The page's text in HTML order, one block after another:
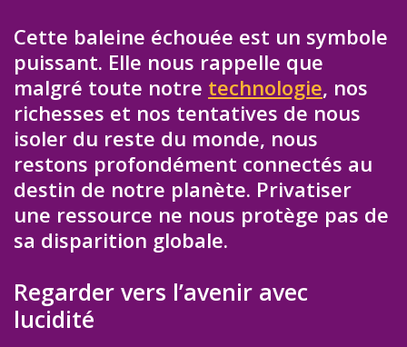
Cette baleine échouée est un symbole
puissant. Elle nous rappelle que
malgré toute notre technologie, nos
richesses et nos tentatives de nous
isoler du reste du monde, nous
restons profondément connectés au
destin de notre planète. Privatiser
une ressource ne nous protège pas de
sa disparition globale.
Regarder vers l’avenir avec
lucidité